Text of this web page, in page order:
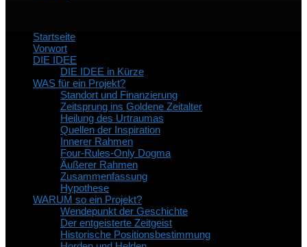
Startseite
Vorwort
DIE IDEE
DIE IDEE in Kürze
WAS für ein Projekt?
Standort und Finanzierung
Zeitsprung ins Goldene Zeitalter
Heilung des Urtraumas
Quellen der Inspiration
Innerer Rahmen
Four-Rules-Only Dogma
Äußerer Rahmen
Zusammenfassung
Hypothese
WARUM so ein Projekt?
Wendepunkt der Geschichte
Der entgeisterte Zeitgeist
Historische Positionsbestimmung